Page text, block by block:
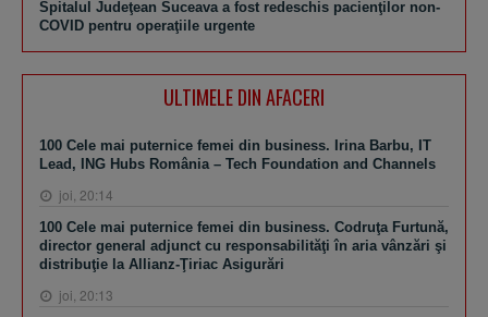
Spitalul Judeţean Suceava a fost redeschis pacienţilor non-
COVID pentru operaţiile urgente
ULTIMELE DIN AFACERI
100 Cele mai puternice femei din business. Irina Barbu, IT
Lead, ING Hubs România – Tech Foundation and Channels
joi, 20:14
100 Cele mai puternice femei din business. Codruţa Furtună,
director general adjunct cu responsabilităţi în aria vânzări şi
distribuţie la Allianz-Ţiriac Asigurări
joi, 20:13